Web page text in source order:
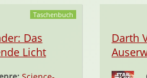
Taschenbuch
Das
Licht
Darth